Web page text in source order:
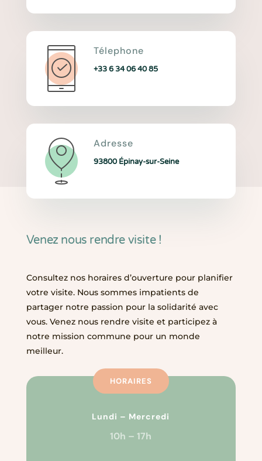
Télephone
+33 6 34 06 40 85
Adresse
93800 Épinay-sur-Seine
Venez nous rendre visite !
Consultez nos horaires d’ouverture pour planifier
votre visite. Nous sommes impatients de
partager notre passion pour la solidarité avec
vous. Venez nous rendre visite et participez à
notre mission commune pour un monde
meilleur.
HORAIRES
Lundi – Mercredi
10h – 17h